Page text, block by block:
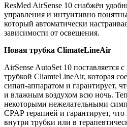
ResMed AirSense 10 снабжён
управления и интуитивно
который автоматически
зависимости от освещения.
Новая трубка ClimateLineAir
AirSense AutoSet 10 поставляется
трубкой CliamteLineAir, которая
сипап-аппаратом и гарантирует,
и влажным воздухом всю ночь.
некоторыми нежелательными
CPAP терапией и гарантирует, что
внутри трубки или в